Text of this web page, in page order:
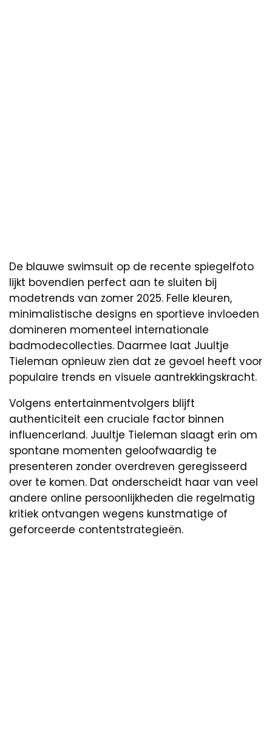
De blauwe swimsuit op de recente spiegelfoto
lijkt bovendien perfect aan te sluiten bij
modetrends van zomer 2025. Felle kleuren,
minimalistische designs en sportieve invloeden
domineren momenteel internationale
badmodecollecties. Daarmee laat Juultje
Tieleman opnieuw zien dat ze gevoel heeft voor
populaire trends en visuele aantrekkingskracht.
Volgens entertainmentvolgers blijft
authenticiteit een cruciale factor binnen
influencerland. Juultje Tieleman slaagt erin om
spontane momenten geloofwaardig te
presenteren zonder overdreven geregisseerd
over te komen. Dat onderscheidt haar van veel
andere online persoonlijkheden die regelmatig
kritiek ontvangen wegens kunstmatige of
geforceerde contentstrategieën.